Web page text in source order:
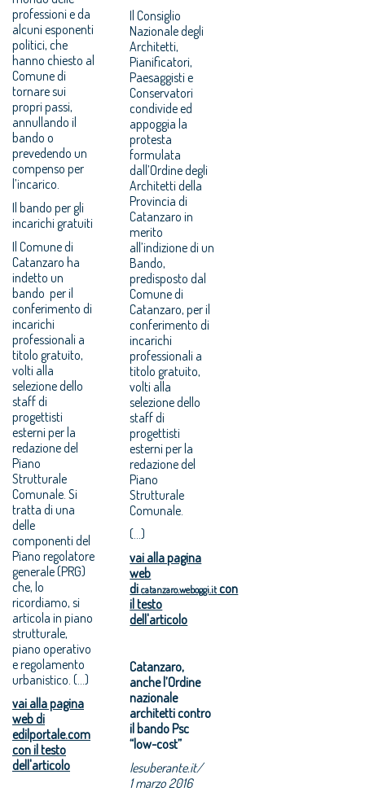
professioni e da
alcuni esponenti
politici, che
hanno chiesto al
Comune di
tornare sui
propri passi,
annullando il
bando o
prevedendo un
compenso per
l’incarico.
Il bando per gli
incarichi gratuiti
Il Comune di
Catanzaro ha
indetto un
bando per il
conferimento di
incarichi
professionali a
titolo gratuito,
volti alla
selezione dello
staff di
progettisti
esterni per la
redazione del
Piano
Strutturale
Comunale. Si
tratta di una
delle
componenti del
Piano regolatore
generale (PRG)
che, lo
ricordiamo, si
articola in piano
strutturale,
piano operativo
e regolamento
urbanistico. (...)
vai alla pagina
web di
edilportale.com
con il testo
dell'articolo
Il Consiglio
Nazionale degli
Architetti,
Pianificatori,
Paesaggisti e
Conservatori
condivide ed
appoggia la
protesta
formulata
dall’Ordine degli
Architetti della
Provincia di
Catanzaro in
merito
all’indizione di un
Bando,
predisposto dal
Comune di
Catanzaro, per il
conferimento di
incarichi
professionali a
titolo gratuito,
volti alla
selezione dello
staff di
progettisti
esterni per la
redazione del
Piano
Strutturale
Comunale.
(...)
vai alla pagina
web
dicatanzaro.weboggi.itcon
il testo
dell'articolo
Catanzaro,
anche l’Ordine
nazionale
architetti contro
il bando Psc
“low-cost”
lesuberante.it/
1 marzo 2016